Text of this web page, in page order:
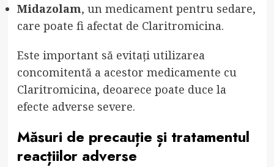
Midazolam, un medicament pentru sedare,
care poate fi afectat de Claritromicina.
Este important să evitați utilizarea
concomitentă a acestor medicamente cu
Claritromicina, deoarece poate duce la
efecte adverse severe.
Măsuri de precauție și tratamentul
reacțiilor adverse